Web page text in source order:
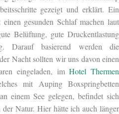
gezeigt und erklärt. Ein
gesunden Schlaf machen laut
Belüftung, gute Druckentlastung
Darauf basierend werden die
Nacht sollten wir uns davon einen
eingeladen, imHotel Thermen
mit Auping Boxspringbetten
einem See gelegen, befindet sich
Natur. Hier hätte ich auch länger